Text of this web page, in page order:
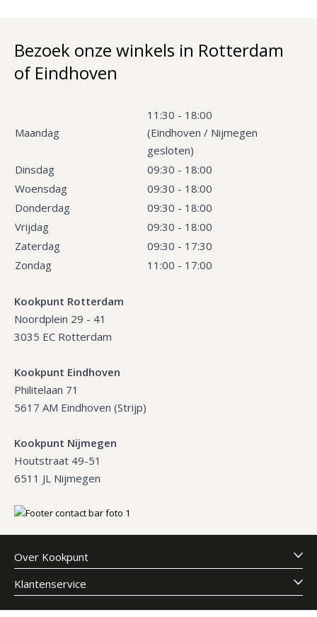
Bezoek onze winkels in Rotterdam
of Eindhoven
Maandag
11:30 - 18:00
(Eindhoven / Nijmegen
gesloten)
Dinsdag
09:30 - 18:00
Woensdag
09:30 - 18:00
Donderdag
09:30 - 18:00
Vrijdag
09:30 - 18:00
Zaterdag
09:30 - 17:30
Zondag
11:00 - 17:00
Kookpunt Rotterdam
Noordplein 29 - 41
3035 EC Rotterdam
Kookpunt Eindhoven
Philitelaan 71
5617 AM Eindhoven (Strijp)
Kookpunt Nijmegen
Houtstraat 49-51
6511 JL Nijmegen
Over Kookpunt
Klantenservice